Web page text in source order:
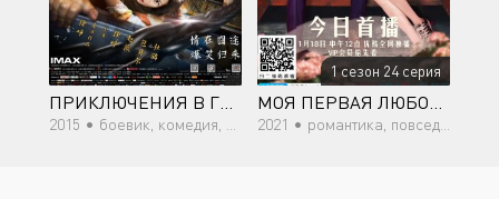
ПРИКЛЮЧЕНИЯ В ГОНКОНГЕ
2015 • боевик, комедия, мелодрама
1 сезон 24 серия
МОЯ ПЕРВАЯ ЛЮБОВЬ - ЭТО ТЫ
2021 • романтика, повседневность, драма